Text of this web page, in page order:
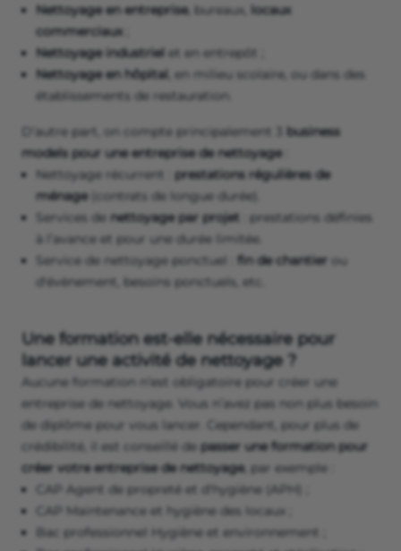
Nettoyage en entreprise, bureaux, locaux
commerciaux
Nettoyage industriel et en entrepôt ;
Nettoyage en hôpital , en milieu scolaire, ou dans des
établissements de restauration.
D’autre part, on compte principalement 3 business
models pour une entreprise de nettoyage
Nettoyage récurrent : prestations régulières de
ménage(contrats de longue durée).
Services de nettoyage par projet
: prestations définies
à l’avance et pour une durée limitée.
Service de nettoyage ponctuel : fin de chantier ou
d'événement, besoins ponctuels, etc.
Une formation est-elle nécessaire pour
lancer une activité de nettoyage ?
Aucune formation n’est obligatoire pour créer une
entreprise de nettoyage. Vous n’avez pas non plus besoin
de diplôme pour vous lancer. Cependant, pour plus de
crédibilité, il est conseillé de passer une formation pour
créer votre entreprise de nettoyage, par exemple :
CAP Agent de propreté et d'hygiène (APH) ;
CAP Maintenance et hygiène des locaux ;
Bac professionnel Hygiène et environnement ;